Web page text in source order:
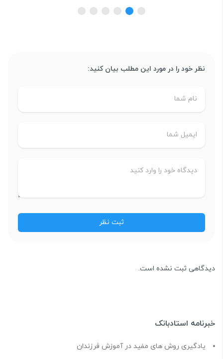
نظر خود را در مورد این مطلب بیان کنید:
دیدگاهی ثبت نشده است.
خبرنامه استادبانک
یادگیری روش های مفید در آموزش فرزندان